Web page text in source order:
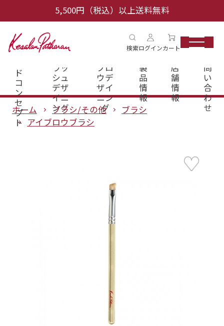
5,500円（税込）以上送料無料
検索ログインカート
ブ
ラ
ド
コ
ン
セ
プ
ト
ラッ
シュ
デザ
イニ
ング
ブロ
ウデ
ザイ
ニン
グ
製
品
情
報
店
舗
情
報
問
い
合
わ
せ
ホーム ブラシ/その他
ブラシ
アイブロウブラシ